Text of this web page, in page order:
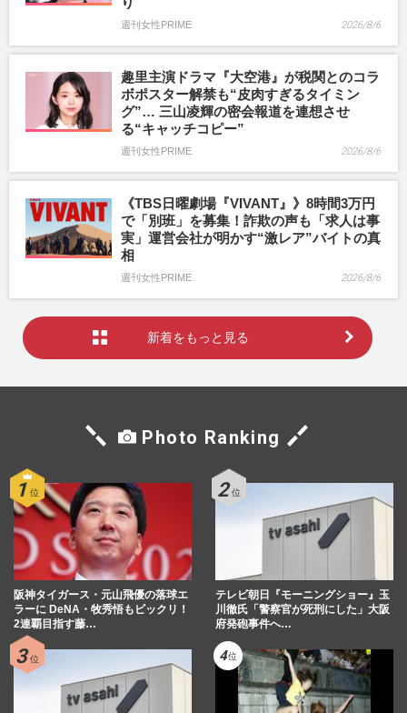
週刊女性PRIME 2026/8/6
趣里主演ドラマ『大空港』が税関とのコラ
ボポスター解禁も“皮肉すぎるタイミン
グ”… 三山凌輝の密会報道を連想させ
る“キャッチコピー”
週刊女性PRIME 2026/8/6
《TBS日曜劇場『VIVANT』》8時間3万円
で「別班」を募集！詐欺の声も「求人は事
実」運営会社が明かす“激レア”バイトの真
相
週刊女性PRIME 2026/8/6
新着をもっと見る
Photo Ranking
阪神タイガース・元山飛優の落球エ
ラーに DeNA・牧秀悟もビックリ！
2連覇目指す藤…
テレビ朝日『モーニングショー』玉
川徹氏「警察官が死刑にした」大阪
府発砲事件へ…